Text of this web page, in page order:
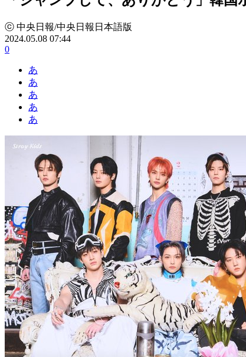
ⓒ 中央日報/中央日報日本語版
2024.05.08 07:44
0
あ
あ
あ
あ
あ